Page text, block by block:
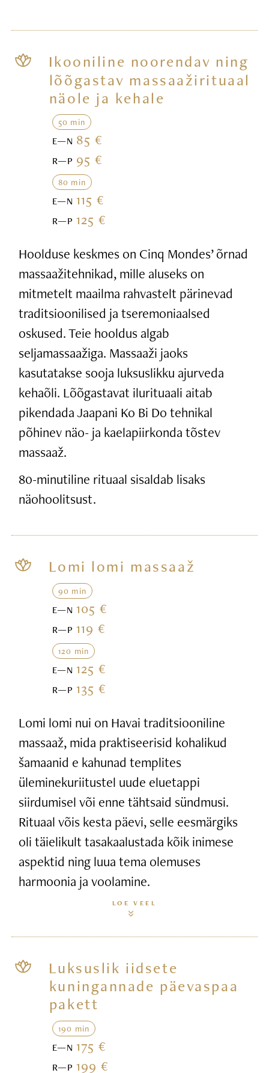
Ikooniline noorendav ning
lõõgastav massaažirituaal
näole ja kehale
50 min
E—N 85 €
R—P 95 €
80 min
E—N115 €
R—P125 €
Hoolduse keskmes on Cinq Mondes’ õrnad
massaažitehnikad, mille aluseks on
mitmetelt maailma rahvastelt pärinevad
traditsioonilised ja tseremoniaalsed
oskused. Teie hooldus algab
seljamassaažiga. Massaaži jaoks
kasutatakse sooja luksuslikku ajurveda
kehaõli. Lõõgastavat ilurituaali aitab
pikendada Jaapani Ko Bi Do tehnikal
põhinev näo- ja kaelapiirkonda tõstev
massaaž.
80-minutiline rituaal sisaldab lisaks
näohoolitsust.
Lomi lomi massaaž
90 min
E—N105 €
R—P119 €
120 min
E—N125 €
R—P135 €
Lomi lomi nui on Havai traditsiooniline
massaaž, mida praktiseerisid kohalikud
šamaanid e kahunad templites
üleminekuriitustel uude eluetappi
siirdumisel või enne tähtsaid sündmusi.
Rituaal võis kesta päevi, selle eesmärgiks
oli täielikult tasakaalustada kõik inimese
aspektid ning luua tema olemuses
harmoonia ja voolamine.
LOE VEEL
Luksuslik iidsete
kuningannade päevaspaa
pakett
190 min
E—N175 €
R—P199 €